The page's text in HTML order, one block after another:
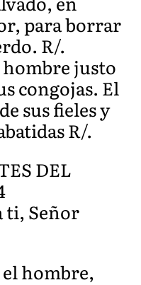
para borrar
R/.
hombre justo
congojas. El
sus fieles y
R/.
DEL
ti, Señor
hombre,